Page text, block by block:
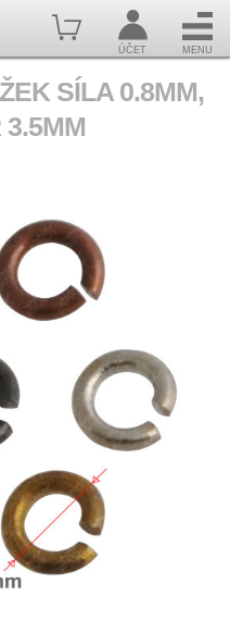
ÚČET MENU
SÍLA 0.8MM,
3.5MM